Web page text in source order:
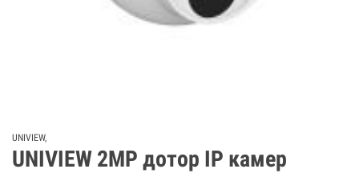
UNIVIEW,
UNIVIEW 2MP дотор IP камер